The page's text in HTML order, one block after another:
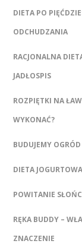
DIETA PO
ODCHUDZANIA
RACJONALNA
JADŁOSPIS
ROZPIĘTKI NA
WYKONAĆ?
BUDUJEMY
DIETA
POWITANIE
RĘKA BUDDY –
ZNACZENIE